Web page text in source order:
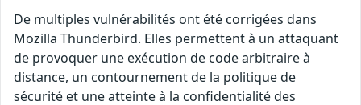
De multiples vulnérabilités ont été corrigées dans
Mozilla Thunderbird. Elles permettent à un attaquant
de provoquer une exécution de code arbitraire à
distance, un contournement de la politique de
sécurité et une atteinte à la confidentialité des